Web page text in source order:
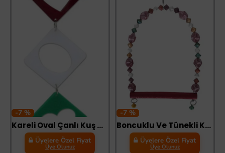
-7 %
Kareli Oval Çanlı Kuş Oyuncağı 20 cm Zilli
Üyelere Özel Fiyat
Üye Olunuz
-7 %
Boncuklu Ve Tünekli Kuş Salıncağı 10 cm-14 cm Bordo
Üyelere Özel Fiyat
Üye Olunuz